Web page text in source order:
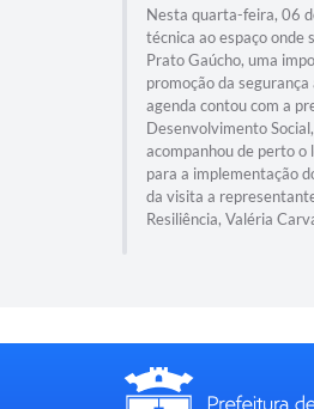
Nesta quarta-feira, 06
técnica ao espaço onde
Prato Gaúcho, uma
promoção da
agenda contou com a
Desenvolvimento
acompanhou de perto o
para a implementação
da visita a
Resiliência, Valéria